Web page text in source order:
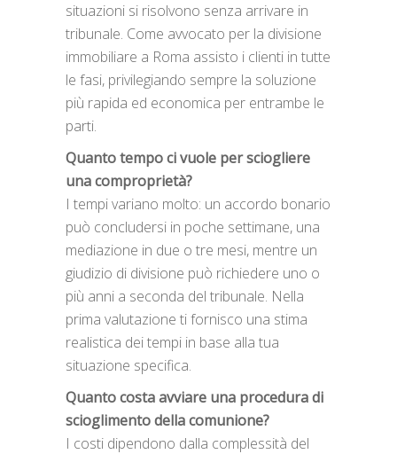
situazioni si risolvono senza arrivare in
tribunale. Come avvocato per la divisione
immobiliare a Roma assisto i clienti in tutte
le fasi, privilegiando sempre la soluzione
più rapida ed economica per entrambe le
parti.
Quanto tempo ci vuole per sciogliere
una comproprietà?
I tempi variano molto: un accordo bonario
può concludersi in poche settimane, una
mediazione in due o tre mesi, mentre un
giudizio di divisione può richiedere uno o
più anni a seconda del tribunale. Nella
prima valutazione ti fornisco una stima
realistica dei tempi in base alla tua
situazione specifica.
Quanto costa avviare una procedura di
scioglimento della comunione?
I costi dipendono dalla complessità del